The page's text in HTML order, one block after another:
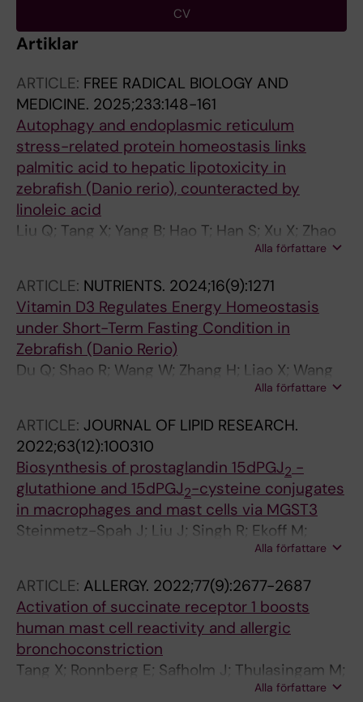
CV
Artiklar
ARTICLE: FREE RADICAL BIOLOGY AND
MEDICINE. 2025;233:148-161
Autophagy and endoplasmic reticulum
stress-related protein homeostasis links
palmitic acid to hepatic lipotoxicity in
zebrafish (Danio rerio), counteracted by
linoleic acid
Liu Q; Tang X; Yang B; Hao T; Han S; Xu X; Zhao
Alla författare
ARTICLE: NUTRIENTS. 2024;16(9):1271
Vitamin D3 Regulates Energy Homeostasis
under Short-Term Fasting Condition in
Zebrafish (Danio Rerio)
Du Q; Shao R; Wang W; Zhang H; Liao X; Wang
Z; Yin Z; Ai Q; Mai K; Tang X; Wan MAlla författare
ARTICLE: JOURNAL OF LIPID RESEARCH.
2022;63(12):100310
Biosynthesis of prostaglandin 15dPGJ2 -
glutathione and 15dPGJ2-cysteine conjugates
in macrophages and mast cells via MGST3
Steinmetz-Spah J; Liu J; Singh R; Ekoff M;
Boddul S; Tang X; Bergqvist F; Idborg H; Heitel
P; Ronnberg E; Merk D; Wermeling F;
Haeggstrom JZ; Nilsson G; Steinhilber D;
Larsson K; Korotkova M; Jakobsson P-J
Alla författare
ARTICLE: ALLERGY. 2022;77(9):2677-2687
Activation of succinate receptor 1 boosts
human mast cell reactivity and allergic
bronchoconstriction
Tang X; Ronnberg E; Safholm J; Thulasingam M;
Trauelsen M; Schwartz TW; Wheelock CE;
Alla författare